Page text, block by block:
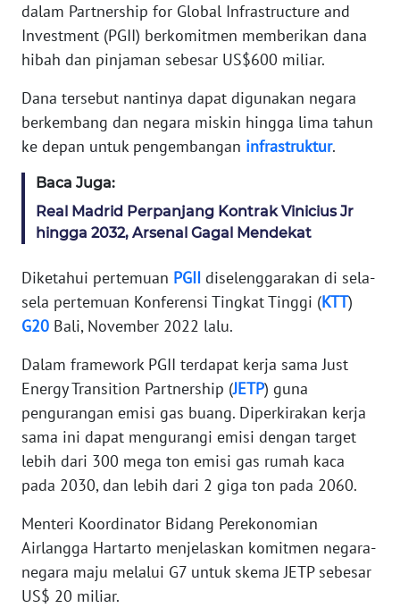
dalam Partnership for Global Infrastructure and
Investment (PGII) berkomitmen memberikan dana
hibah dan pinjaman sebesar US$600 miliar.
Dana tersebut nantinya dapat digunakan negara
berkembang dan negara miskin hingga lima tahun
ke depan untuk pengembangan infrastruktur.
Baca Juga:
Real Madrid Perpanjang Kontrak Vinicius Jr
hingga 2032, Arsenal Gagal Mendekat
Diketahui pertemuan PGII diselenggarakan di sela-
sela pertemuan Konferensi Tingkat Tinggi (KTT)
G20 Bali, November 2022 lalu.
Dalam framework PGII terdapat kerja sama Just
Energy Transition Partnership (JETP) guna
pengurangan emisi gas buang. Diperkirakan kerja
sama ini dapat mengurangi emisi dengan target
lebih dari 300 mega ton emisi gas rumah kaca
pada 2030, dan lebih dari 2 giga ton pada 2060.
Menteri Koordinator Bidang Perekonomian
Airlangga Hartarto menjelaskan komitmen negara-
negara maju melalui G7 untuk skema JETP sebesar
US$ 20 miliar.
WAHANA
UMKM
WAHANA
SELEB
PERSONA
WAHANA
WAHANA
HEALTH
WAHANA
DESA
WISATA
MAWAKA
MARTABAT
NET
FORJASIDA